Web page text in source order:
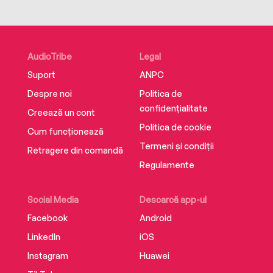
AudioTribe
Suport
Despre noi
Creează un cont
Cum funcționează
Retragere din comandă
Social Media
Facebook
LinkedIn
Instagram
Descarcă app-ul
Android
iOS
Huawei
Legal
ANPC
Politica de
confidențialitate
Politica de cookie
Termeni și condiții
Regulamente